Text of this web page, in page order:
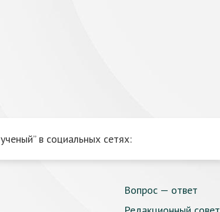
в социальных сетях:
Вопрос — ответ